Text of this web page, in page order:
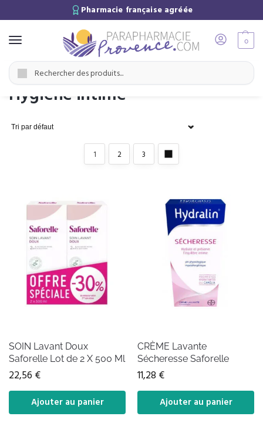
Pharmacie française agréée
0
/ Hygiène / Hygiène intime
Hygiène intime
1 2 3
SOIN Lavant Doux
Saforelle Lot de 2 X 500 Ml
22,56 €
Ajouter au panier
CRÈME Lavante
Sécheresse Saforelle
11,28 €
Ajouter au panier